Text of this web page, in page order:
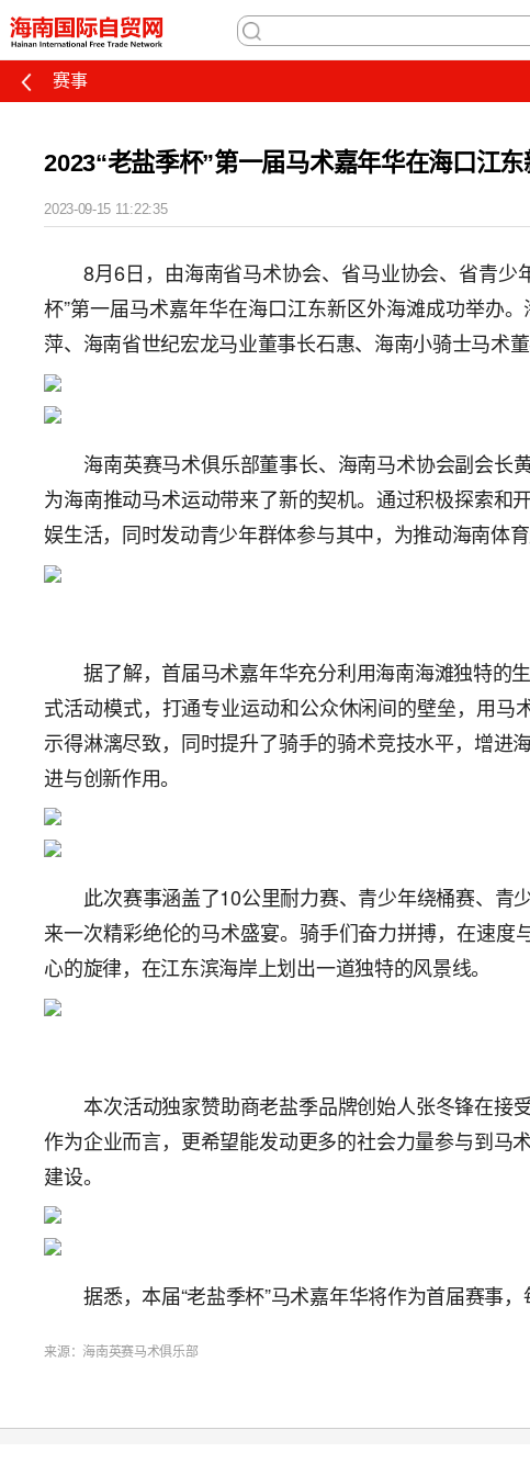
赛事
2023“老盐季杯”第一届马术嘉年华在海口江
2023-09-15 11:22:35
8月6日，由海南省马术协会、省马业协会、省青
杯”第一届马术嘉年华在海口江东新区外海滩成功举办
萍、海南省世纪宏龙马业董事长石惠、海南小骑士马术
海南英赛马术俱乐部董事长、海南马术协会副会长
为海南推动马术运动带来了新的契机。通过积极探索和
娱生活，同时发动青少年群体参与其中，为推动海南体
据了解，首届马术嘉年华充分利用海南海滩独特的
式活动模式，打通专业运动和公众休闲间的壁垒，用马
示得淋漓尽致，同时提升了骑手的骑术竞技水平，增进
进与创新作用。
此次赛事涵盖了10公里耐力赛、青少年绕桶赛、
来一次精彩绝伦的马术盛宴。骑手们奋力拼搏，在速度
心的旋律，在江东滨海岸上划出一道独特的风景线。
本次活动独家赞助商老盐季品牌创始人张冬锋在接
作为企业而言，更希望能发动更多的社会力量参与到马
建设。
据悉，本届“老盐季杯”马术嘉年华将作为首届赛事
来源：海南英赛马术俱乐部